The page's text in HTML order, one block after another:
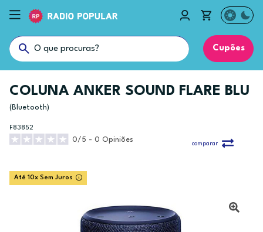
Cupões
COLUNA ANKER SOUND FLARE BLU
(Bluetooth)
F83852
0/5 - 0 Opiniões
comparar
Até 10x Sem Juros